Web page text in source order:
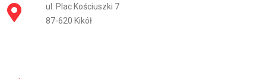
ul. Plac Kościuszki 7
87-620 Kikół